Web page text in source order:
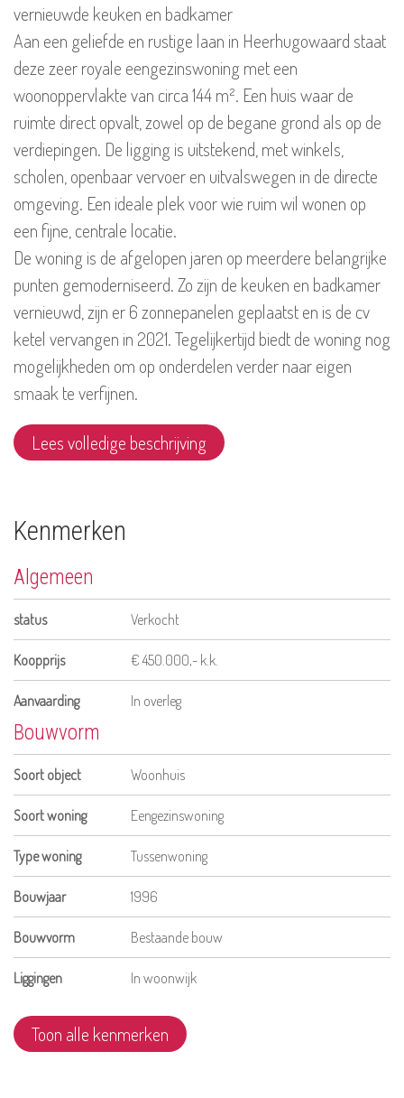
vernieuwde keuken en badkamer
Aan een geliefde en rustige laan in Heerhugowaard staat
deze zeer royale eengezinswoning met een
woonoppervlakte van circa 144 m². Een huis waar de
ruimte direct opvalt, zowel op de begane grond als op de
verdiepingen. De ligging is uitstekend, met winkels,
scholen, openbaar vervoer en uitvalswegen in de directe
omgeving. Een ideale plek voor wie ruim wil wonen op
een fijne, centrale locatie.
De woning is de afgelopen jaren op meerdere belangrijke
punten gemoderniseerd. Zo zijn de keuken en badkamer
vernieuwd, zijn er 6 zonnepanelen geplaatst en is de cv
ketel vervangen in 2021. Tegelijkertijd biedt de woning nog
mogelijkheden om op onderdelen verder naar eigen
smaak te verfijnen.
Lees volledige beschrijving
Kenmerken
Algemeen
status Verkocht
Koopprijs € 450.000,- k.k.
Aanvaarding In overleg
Bouwvorm
Soort object Woonhuis
Soort woning Eengezinswoning
Type woning Tussenwoning
Bouwjaar 1996
Bouwvorm Bestaande bouw
Liggingen In woonwijk
Toon alle kenmerken